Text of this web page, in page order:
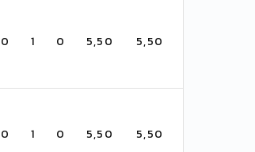
0 1 0 5,50 5,50
0 1 0 5,50 5,50